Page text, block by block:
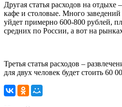
Другая статья расходов на
кафе и столовые. Много заведений
уйдет примерно 600-800 рублей,
средних по России, а вот на
Третья статья расходов –
для двух человек будет стоить